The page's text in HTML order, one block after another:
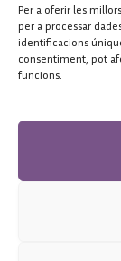
Per a oferir les
per a processar
identificacions
consentiment, pot
funcions.
FUNDACIÓ